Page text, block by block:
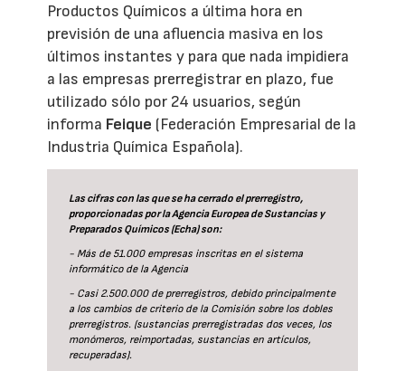
Productos Químicos a última hora en
previsión de una afluencia masiva en los
últimos instantes y para que nada impidiera
a las empresas prerregistrar en plazo, fue
utilizado sólo por 24 usuarios, según
informa Feique (Federación Empresarial de la
Industria Química Española).
Las cifras con las que se ha cerrado el prerregistro,
proporcionadas por la Agencia Europea de Sustancias y
Preparados Químicos (Echa) son:
- Más de 51.000 empresas inscritas en el sistema
informático de la Agencia
- Casi 2.500.000 de prerregistros, debido principalmente
a los cambios de criterio de la Comisión sobre los dobles
prerregistros. (sustancias prerregistradas dos veces, los
monómeros, reimportadas, sustancias en artículos,
recuperadas).